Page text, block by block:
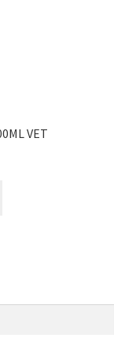
VET